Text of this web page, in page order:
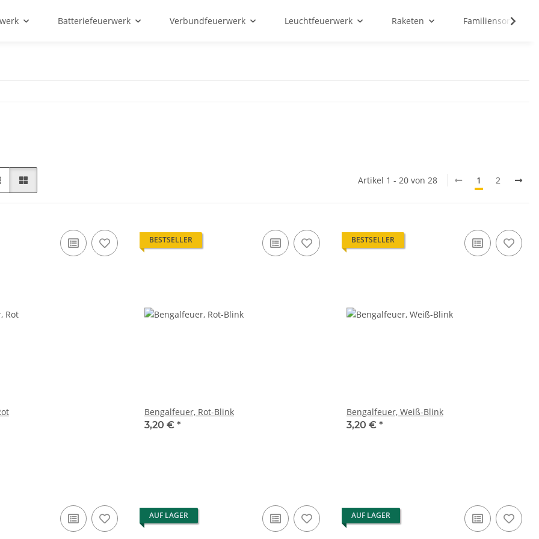
Batteriefeuerwerk Verbundfeuerwerk Leuchtfeuerwerk Raketen
Artikel 1 - 20 von 28 1 2
BESTSELLER
Bengalfeuer, Rot-Blink
3,20 € *
BESTSELLER
Bengalfeuer, Weiß-Blink
3,20 € *
AUF LAGER AUF LAGER